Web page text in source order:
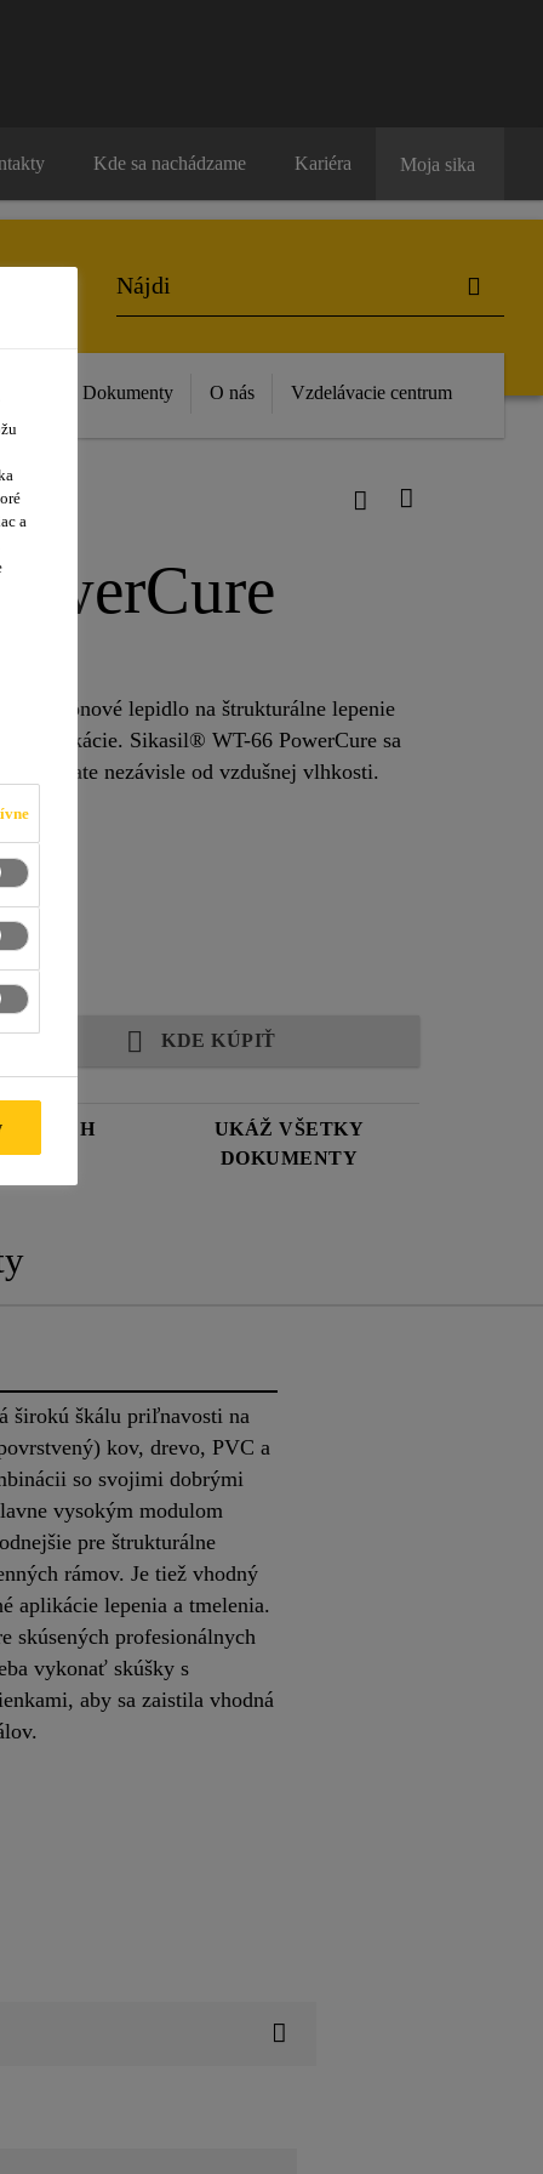
Kde sa nachádzame Kariéra Moja sika
Dokumenty O nás Vzdelávacie centrum
silikónové lepidlo na štrukturálne lepenie
aplikácie. Sikasil® WT-66 PowerCure sa
KDE KÚPIŤ
UKÁŽ VŠETKY
DOKUMENTY
širokú škálu priľnavosti na
kov, drevo, PVC a
so svojimi dobrými
vysokým modulom
pre štrukturálne
rámov. Je tiež vhodný
aplikácie lepenia a tmelenia.
skúsených profesionálnych
vykonať skúšky s
aby sa zaistila vhodná
a